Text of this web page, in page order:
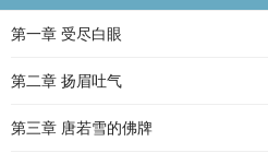
第一章 受尽白眼
第二章 扬眉吐气
第三章 唐若雪的佛牌